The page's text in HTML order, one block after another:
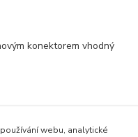
konektorem vhodný
webu, analytické